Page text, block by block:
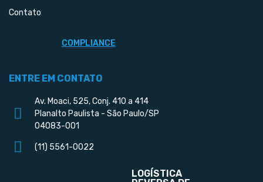
Contato
COMPLIANCE
ENTRE EM CONTATO
Av. Moaci, 525, Conj. 410 a 414
Planalto Paulista - São Paulo/SP
04083-001
(11) 5561-0022
LOGÍSTICA